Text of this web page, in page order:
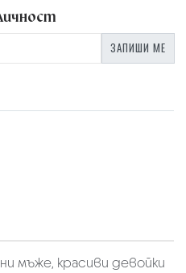
ЗАПИШИ МЕ
мъже, красиви девойки